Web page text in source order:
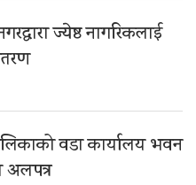
ज्येष्ठ नागरिकलाई
वडा कार्यालय भवन
अलपत्र